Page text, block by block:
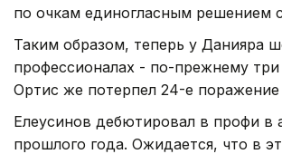
по очкам единогласным решением
Таким образом, теперь у Данияра
профессионалах - по-прежнему
Ортис же потерпел 24-е поражение
Елеусинов дебютировал в профи в
прошлого года. Ожидается, что в